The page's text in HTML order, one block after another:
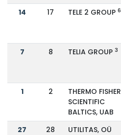
14 17 TELE 2 GROUP 6
7 8 TELIA GROUP 3
1 2
THERMO FISHER
SCIENTIFIC
BALTICS, UAB
27 28 UTILITAS, OÜ